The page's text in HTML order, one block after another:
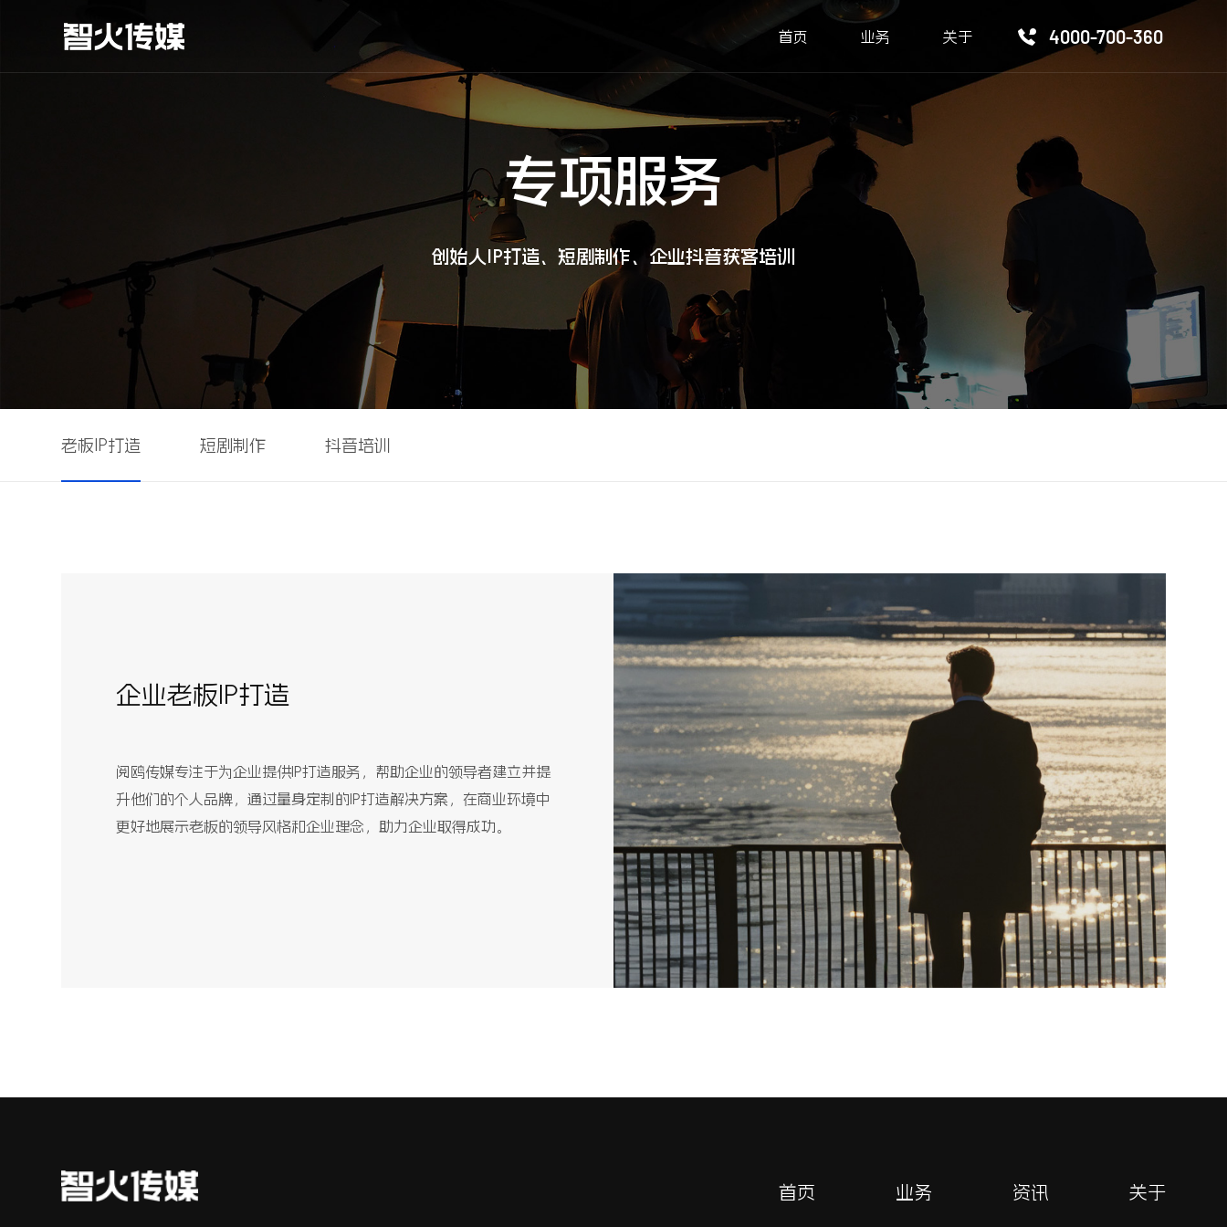
首页 业务 关于 4000-700-360
专项服务
创始人IP打造、短剧制作、企业抖音获客培训
老板IP打造 短剧制作 抖音培训
企业老板IP打造
阅鸥传媒专注于为企业提供IP打造服务，帮助企业的领导者建立并提
升他们的个人品牌，通过量身定制的IP打造解决方案，在商业环境中
更好地展示老板的领导风格和企业理念，助力企业取得成功。
首页 业务 资讯 关于